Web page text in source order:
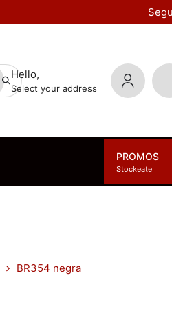
Hello,
Select your address
PROMOS
Stockeate
BR354 negra